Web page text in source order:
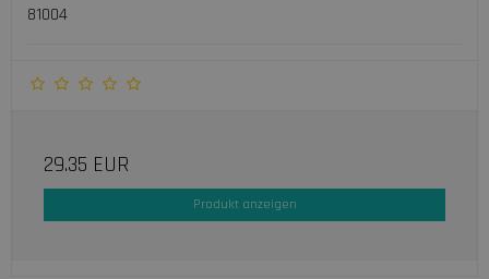
81004
29.35 EUR
Produkt anzeigen